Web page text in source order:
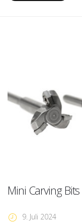
Mini Carving Bits
9. Juli 2024